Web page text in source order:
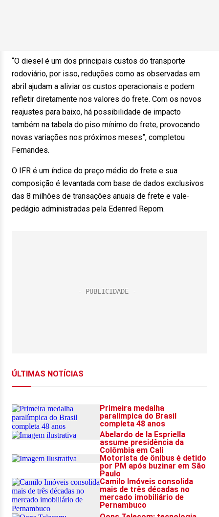
“O diesel é um dos principais custos do transporte
rodoviário, por isso, reduções como as observadas em
abril ajudam a aliviar os custos operacionais e podem
refletir diretamente nos valores do frete. Com os novos
reajustes para baixo, há possibilidade de impacto
também na tabela do piso mínimo do frete, provocando
novas variações nos próximos meses”, completou
Fernandes.
O IFR é um índice do preço médio do frete e sua
composição é levantada com base de dados exclusivos
das 8 milhões de transações anuais de frete e vale-
pedágio administradas pela Edenred Repom.